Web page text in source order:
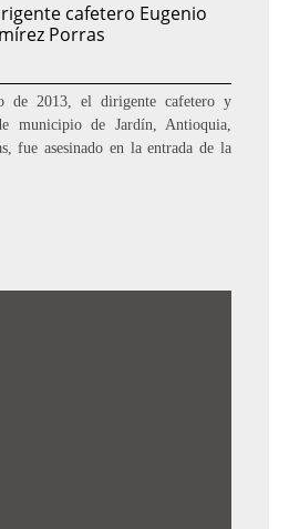
cafetero Eugenio
Porras
de 2013, el dirigente cafetero y
municipio de Jardín, Antioquia,
fue asesinado en la entrada de la